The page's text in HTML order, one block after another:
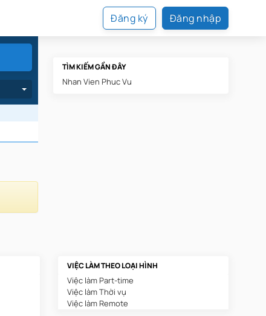
Đăng ký Đăng nhập
TÌM KIẾM GẦN ĐÂY
Nhan Vien Phuc Vu
VIỆC LÀM THEO LOẠI HÌNH
Việc làm Part-time
Việc làm Thời vụ
Việc làm Remote